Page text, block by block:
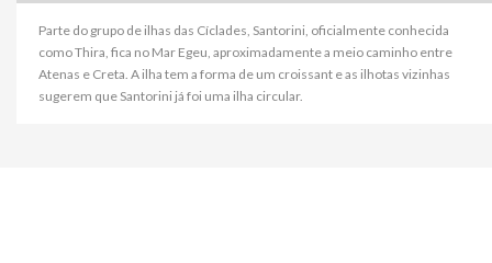
Parte do grupo de ilhas das Cíclades, Santorini, oficialmente conhecida
como Thira, fica no Mar Egeu, aproximadamente a meio caminho entre
Atenas e Creta. A ilha tem a forma de um croissant e as ilhotas vizinhas
sugerem que Santorini já foi uma ilha circular.